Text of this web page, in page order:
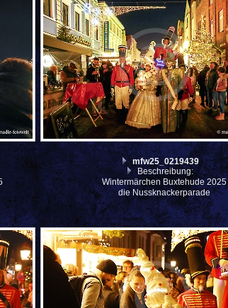
mfw25_0219439
Beschreibung:
Wintermärchen Buxtehude 2025
die Nussknackerparade